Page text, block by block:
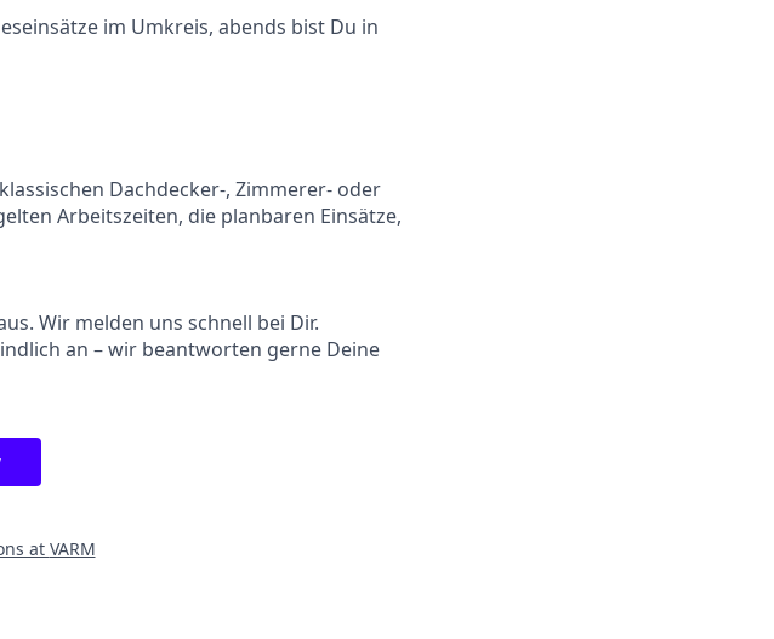
im Umkreis, abends bist Du in
Dachdecker-, Zimmerer- oder
Arbeitszeiten, die planbaren Einsätze,
Wir melden uns schnell bei Dir.
an – wir beantworten gerne Deine
at VARM